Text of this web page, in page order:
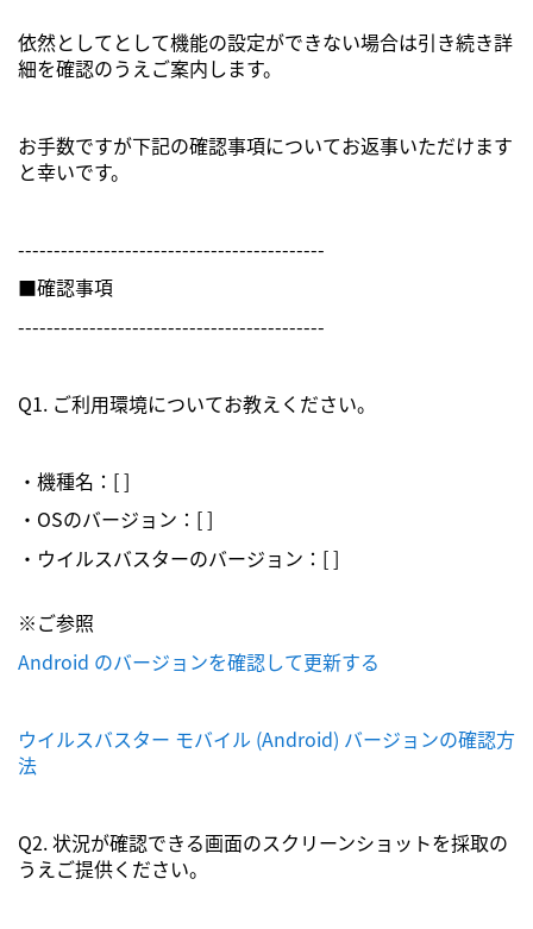
依然としてとして機能の設定ができない場合は引き続き詳
細を確認のうえご案内します。
お手数ですが下記の確認事項についてお返事いただけます
と幸いです。
-------------------------------------------
■確認事項
-------------------------------------------
Q1. ご利用環境についてお教えください。
・機種名：[ ]
・OSのバージョン：[ ]
・ウイルスバスターのバージョン：[ ]
※ご参照
Android のバージョンを確認して更新する
ウイルスバスター モバイル (Android) バージョンの確認方
法
Q2. 状況が確認できる画面のスクリーンショットを採取の
うえご提供ください。